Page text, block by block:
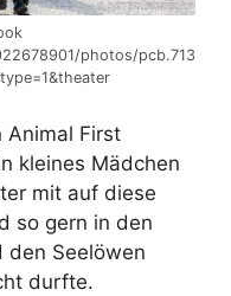
photos/pcb.713
Animal First
kleines Mädchen
mit auf diese
so gern in den
den Seelöwen
durfte.